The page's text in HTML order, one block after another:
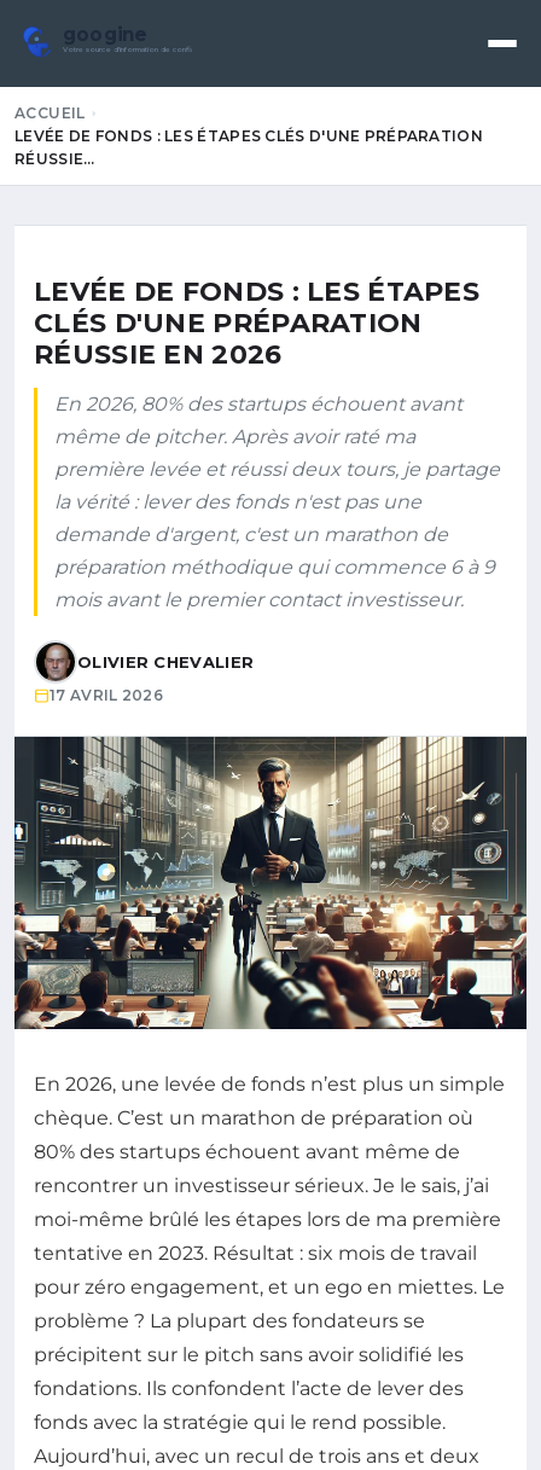
googine
Votre source d'information de confiance
ACCUEIL
LEVÉE DE FONDS : LES ÉTAPES CLÉS D'UNE PRÉPARATION
RÉUSSIE…
LEVÉE DE FONDS : LES ÉTAPES
CLÉS D'UNE PRÉPARATION
RÉUSSIE EN 2026
En 2026, 80% des startups échouent avant
même de pitcher. Après avoir raté ma
première levée et réussi deux tours, je partage
la vérité : lever des fonds n'est pas une
demande d'argent, c'est un marathon de
préparation méthodique qui commence 6 à 9
mois avant le premier contact investisseur.
OLIVIER CHEVALIER
17 AVRIL 2026
En 2026, une levée de fonds n’est plus un simple
chèque. C’est un marathon de préparation où
80% des startups échouent avant même de
rencontrer un investisseur sérieux. Je le sais, j’ai
moi-même brûlé les étapes lors de ma première
tentative en 2023. Résultat : six mois de travail
pour zéro engagement, et un ego en miettes. Le
problème ? La plupart des fondateurs se
précipitent sur le pitch sans avoir solidifié les
fondations. Ils confondent l’acte de lever des
fonds avec la stratégie qui le rend possible.
Aujourd’hui, avec un recul de trois ans et deux